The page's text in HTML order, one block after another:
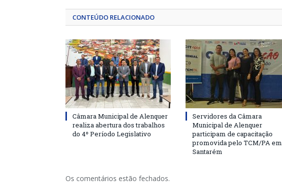
CONTEÚDO RELACIONADO
Câmara Municipal de Alenquer
realiza abertura dos trabalhos
do 4º Período Legislativo
Servidores da Câmara
Municipal de Alenquer
participam de capacitação
promovida pelo TCM/PA em
Santarém
Os comentários estão fechados.